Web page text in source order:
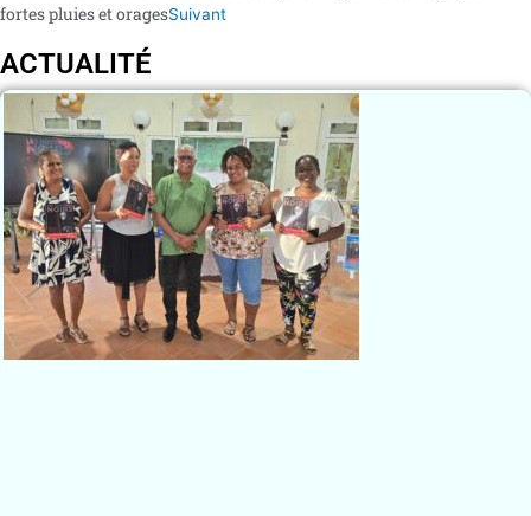
fortes pluies et oragesSuivant
ACTUALITÉ